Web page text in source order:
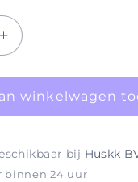
Aantal
verhogen
voor
Cheek
Color
winkelwagen
bij Huskk
binnen 24 uur